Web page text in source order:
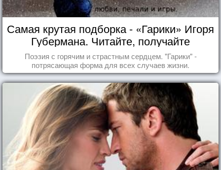
Самая крутая подборка - «Гарики» Игоря
Губермана. Читайте, получайте
удовольствие!
Поэзия с горячим и страстным сердцем. "Гарики" -
потрясающая форма для всех случаев жизни.